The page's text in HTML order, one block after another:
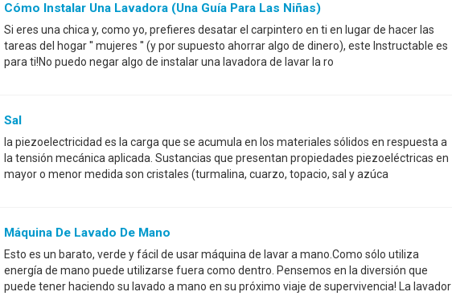
Cómo Instalar Una Lavadora (una Guía Para Las Niñas)
Si eres una chica y, como yo, prefieres desatar el carpintero en ti en lugar de hacer las
tareas del hogar '' mujeres '' (y por supuesto ahorrar algo de dinero), este Instructable es
para ti!No puedo negar algo de instalar una lavadora de lavar la ro
Sal
la piezoelectricidad es la carga que se acumula en los materiales sólidos en respuesta a
la tensión mecánica aplicada. Sustancias que presentan propiedades piezoeléctricas en
mayor o menor medida son cristales (turmalina, cuarzo, topacio, sal y azúca
Máquina De Lavado De Mano
Esto es un barato, verde y fácil de usar máquina de lavar a mano.Como sólo utiliza
energía de mano puede utilizarse fuera como dentro. Pensemos en la diversión que
puede tener haciendo su lavado a mano en su próximo viaje de supervivencia! La lavador